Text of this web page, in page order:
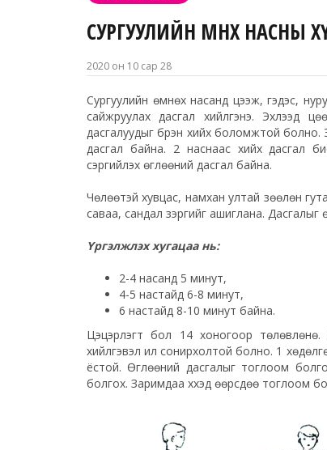
СУРГУУЛИЙН ӨМНӨХ НАСНЫ
2020 он 10 сар 28
Сургуулийн өмнөх насанд цээж, гэдэс,
сайжруулах дасгал хийлгэнэ. Эхлээд
дасгалуудыг бүрэн хийх боломжтой болно.
дасгал байна. 2 наснаас хийх дасгал
сэргийлэх өглөөний дасгал байна.
Чөлөөтэй хувцас, намхан ултай зөөлөн
саваа, сандал зэргийг ашиглана.
Үргэлжлэх хугацаа нь:
2-4 насанд 5 минут,
4-5 настайд 6-8 минут,
6 настайд 8-10 минут байна.
Цэцэрлэгт бол 14 хоногоор
хийлгэвэл илүү сонирхолтой болно. 1
ёстой. Өглөөний дасгалыг тоглоом
болгох. Заримдаа хүүхэд өөрсдөө тоглоом